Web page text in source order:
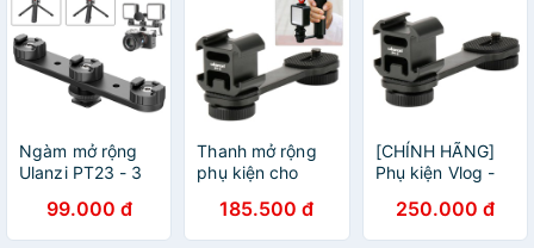
Ngàm mở rộng
Ulanzi PT23 - 3
gắn thêm đèn,
mic và phụ kiện
99.000 đ
Thanh mở rộng
phụ kiện cho
185.500 đ
[CHÍNH HÃNG]
Phụ kiện Vlog -
cho chân máy,
tay cầm chống
250.000 đ